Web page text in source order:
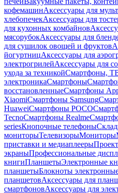
кофемашинАксессуары для
хлебопечекАксессуары для
для кухонных комбайнов
мясорубокАксессуары для
для сушилок овощей и фруктов
йогуртницАксессуары для
электрогрилейАксессуары для
ухода за техникойСмартфоны,
электроникаСмартфоны
восстановленныеСмартфоны
XiaomiСмартфоны Samsung
HuaweiСмартфоны POCO
TecnoСмартфоны Realme
seriesКнопочные телефоны
мониторыТелевизорыМониторы
приставки и медиаплееры
экраныПрофессиональные
книгиПланшетыЭлектронные
планшетыБлокноты
планшетовАксессуары для
смартфоновАксессуары для